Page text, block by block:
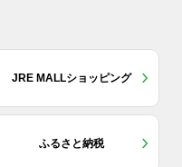
JRE MALLショッピング
ふるさと納税